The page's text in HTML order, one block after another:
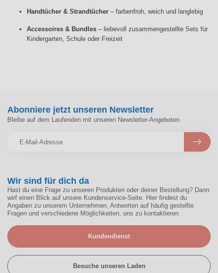
Handtücher & Strandtücher – farbenfroh, weich und langlebig
Accessoires & Bundles – liebevoll zusammengestellte Sets für
Kindergarten, Schule oder Freizeit
Wir sind für dich da
Hast du eine Frage zu unseren Produkten oder deiner Bestellung? Dann
wirf einen Blick auf unsere Kundenservice-Seite. Hier findest du
Angaben zu unserem Unternehmen, Antworten auf häufig gestellte
Fragen und verschiedene Möglichkeiten, uns zu kontaktieren
Kundendienst
Besuche unseren Laden
Abonniere jetzt unseren Newsletter
Bleibe auf dem Laufenden mit unseren Newsletter-Angeboten